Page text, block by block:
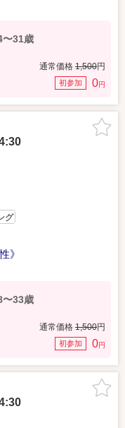
〜31歳
通常価格 1,500円
初参加 0円
グ
》
〜33歳
通常価格 1,500円
初参加 0円